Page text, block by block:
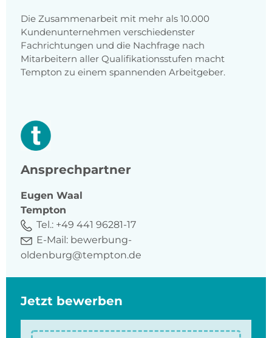
Die Zusammenarbeit mit mehr als 10.000
Kundenunternehmen verschiedenster
Fachrichtungen und die Nachfrage nach
Mitarbeitern aller Qualifikationsstufen macht
Tempton zu einem spannenden Arbeitgeber.
Ansprechpartner
Eugen Waal
Tempton
Tel.: +49 441 96281-17
E-Mail: bewerbung-
oldenburg@tempton.de
Jetzt bewerben